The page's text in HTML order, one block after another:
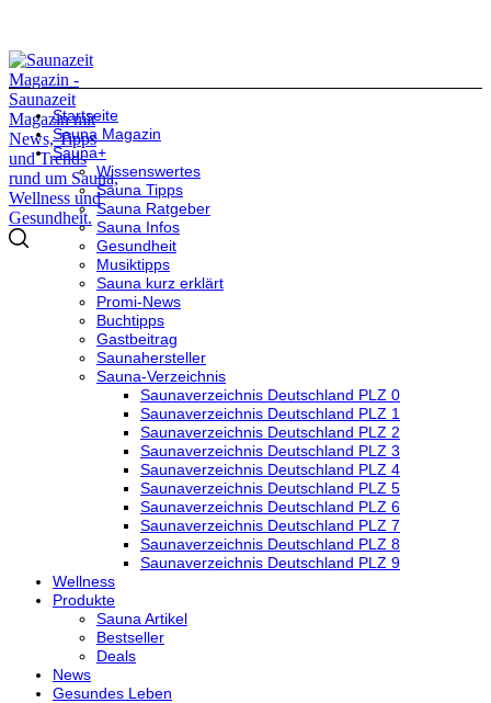
Startseite
Sauna Magazin
Sauna+
Wissenswertes
Sauna Tipps
Sauna Ratgeber
Sauna Infos
Gesundheit
Musiktipps
Sauna kurz erklärt
Promi-News
Buchtipps
Gastbeitrag
Saunahersteller
Sauna-Verzeichnis
Saunaverzeichnis Deutschland PLZ 0
Saunaverzeichnis Deutschland PLZ 1
Saunaverzeichnis Deutschland PLZ 2
Saunaverzeichnis Deutschland PLZ 3
Saunaverzeichnis Deutschland PLZ 4
Saunaverzeichnis Deutschland PLZ 5
Saunaverzeichnis Deutschland PLZ 6
Saunaverzeichnis Deutschland PLZ 7
Saunaverzeichnis Deutschland PLZ 8
Saunaverzeichnis Deutschland PLZ 9
Wellness
Produkte
Sauna Artikel
Bestseller
Deals
News
Gesundes Leben